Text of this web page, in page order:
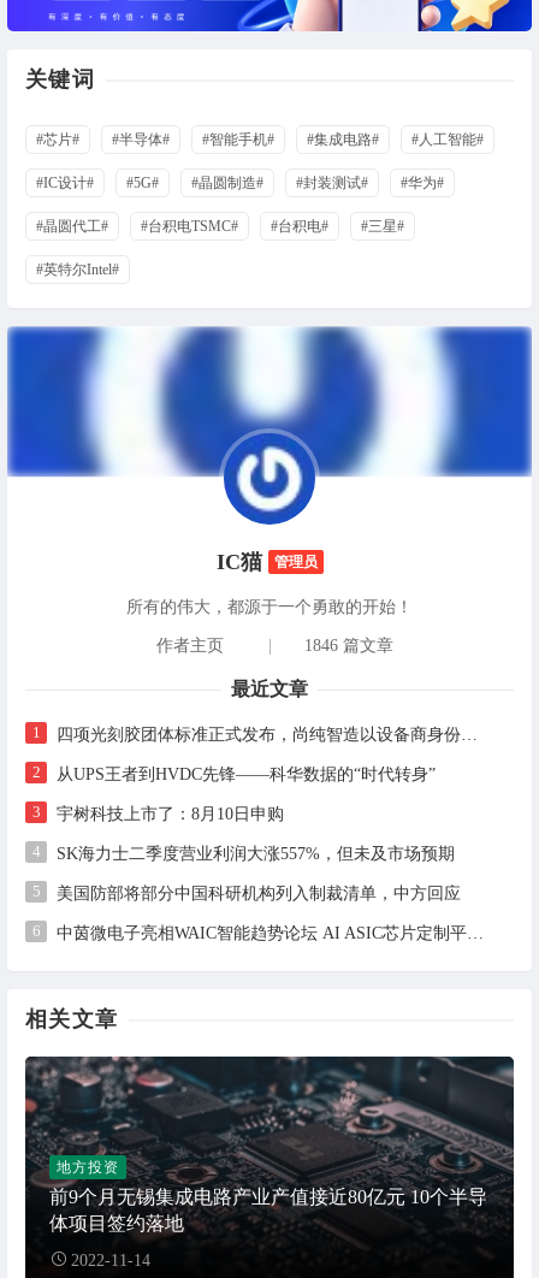
关键词
#芯片# #半导体# #智能手机# #集成电路# #人工智能#
#IC设计# #5G# #晶圆制造# #封装测试# #华为#
#晶圆代工# #台积电TSMC# #台积电# #三星#
#英特尔Intel#
IC猫 管理员
所有的伟大，都源于一个勇敢的开始！
作者主页 1846 篇文章
最近文章
1 四项光刻胶团体标准正式发布，尚纯智造以设备商身份跻身标准起草席
2 从UPS王者到HVDC先锋——科华数据的“时代转身”
3 宇树科技上市了：8月10日申购
4 SK海力士二季度营业利润大涨557%，但未及市场预期
5 美国防部将部分中国科研机构列入制裁清单，中方回应
6 中茵微电子亮相WAIC智能趋势论坛 AI ASIC芯片定制平台赋能工业AI落地
相关文章
地方投资
前9个月无锡集成电路产业产值接近80亿元 10个半导
体项目签约落地
2022-11-14